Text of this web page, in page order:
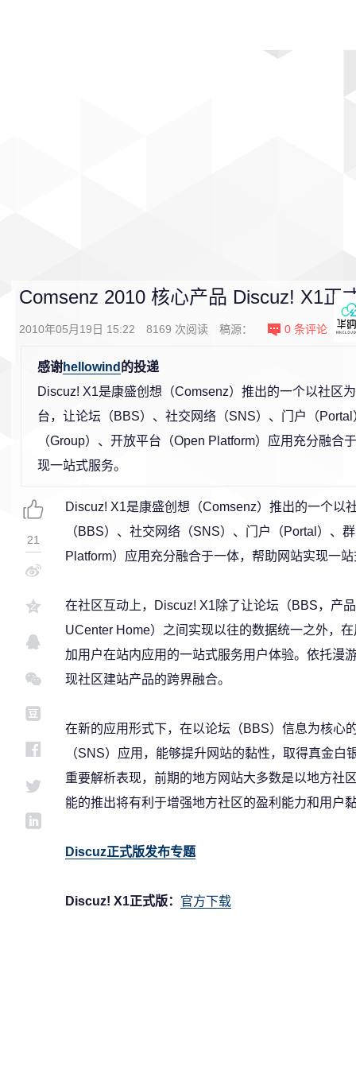
Comsenz 2010 核心产品 Discuz! X1正
2010年05月19日 15:22 8169 次阅读 稿源： 0 条评论
感谢hellowind 的投递
Discuz! X1是康盛创想（Comsenz）推出的一个以社区
台，让论坛（BBS）、社交网络（SNS）、门户（Portal
（Group）、开放平台（Open Platform）应用充分融合
现一站式服务。
Discuz! X1是康盛创想（Comsenz）推出的一个以
（BBS）、社交网络（SNS）、门户（Portal）、
Platform）应用充分融合于一体，帮助网站实现一
在社区互动上，Discuz! X1除了让论坛（BBS，产
UCenter Home）之间实现以往的数据统一之外，
加用户在站内应用的一站式服务用户体验。依托漫
现社区建站产品的跨界融合。
在新的应用形式下，在以论坛（BBS）信息为核心
（SNS）应用，能够提升网站的黏性，取得真金
重要解析表现，前期的地方网站大多数是以地方社
能的推出将有利于增强地方社区的盈利能力和用户
Discuz正式版发布专题
Discuz! X1正式版： 官方下载
21